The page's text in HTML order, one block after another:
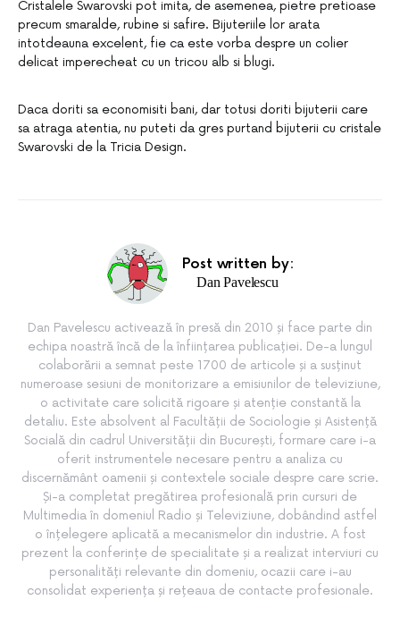
Cristalele Swarovski pot imita, de asemenea, pietre pretioase
precum smaralde, rubine si safire. Bijuteriile lor arata
intotdeauna excelent, fie ca este vorba despre un colier
delicat imperecheat cu un tricou alb si blugi.
Daca doriti sa economisiti bani, dar totusi doriti bijuterii care
sa atraga atentia, nu puteti da gres purtand bijuterii cu cristale
Swarovski de la Tricia Design.
Post written by:
Dan Pavelescu
Dan Pavelescu activează în presă din 2010 și face parte din
echipa noastră încă de la înființarea publicației. De-a lungul
colaborării a semnat peste 1700 de articole și a susținut
numeroase sesiuni de monitorizare a emisiunilor de televiziune,
o activitate care solicită rigoare și atenție constantă la
detaliu. Este absolvent al Facultății de Sociologie și Asistență
Socială din cadrul Universității din București, formare care i-a
oferit instrumentele necesare pentru a analiza cu
discernământ oamenii și contextele sociale despre care scrie.
Și-a completat pregătirea profesională prin cursuri de
Multimedia în domeniul Radio și Televiziune, dobândind astfel
o înțelegere aplicată a mecanismelor din industrie. A fost
prezent la conferințe de specialitate și a realizat interviuri cu
personalități relevante din domeniu, ocazii care i-au
consolidat experiența și rețeaua de contacte profesionale.